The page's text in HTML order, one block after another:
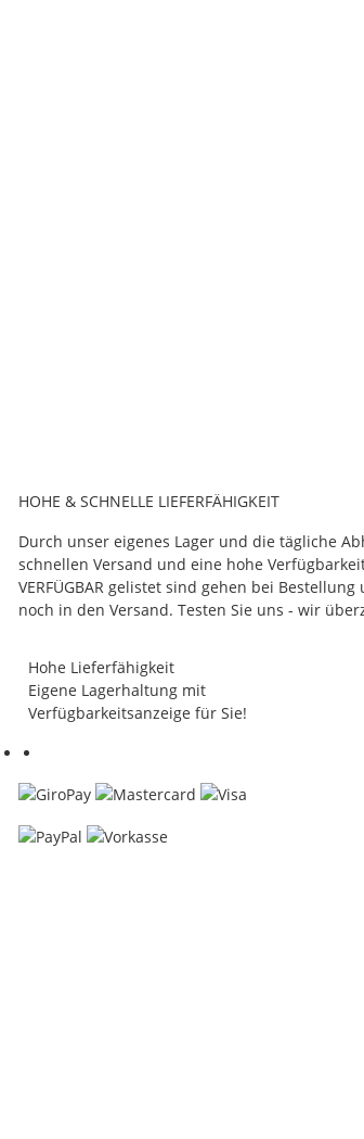
HOHE & SCHNELLE LIEFERFÄHIGKEIT
Durch unser eigenes Lager und die tägliche
schnellen Versand und eine hohe
VERFÜGBAR gelistet sind gehen bei
noch in den Versand. Testen Sie uns - wir
Hohe Lieferfähigkeit
Eigene Lagerhaltung mit
Verfügbarkeitsanzeige für Sie!